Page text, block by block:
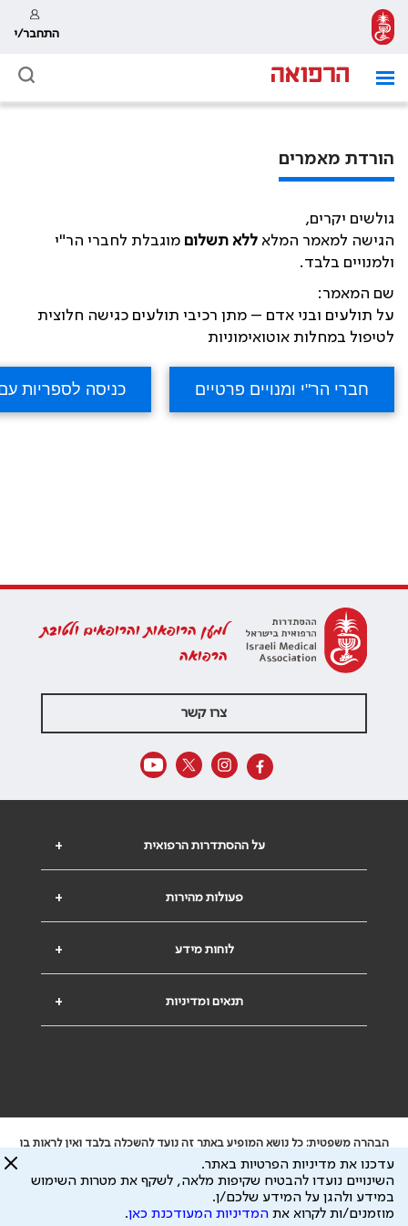
התחבר/י
הורדת מאמרים
גולשים יקרים,
הגישה למאמר המלא ללא תשלום מוגבלת לחברי הר"י
ולמנויים בלבד.
שם המאמר:
על תולעים ובני אדם – מתן רכיבי תולעים כגישה חלוצית
לטיפול במחלות אוטואימוניות
למען הרופאות והרופאים ולטובת
הרפואה
צרו קשר
+ על ההסתדרות הרפואית
+ פעולות מהירות
+ לוחות מידע
+ תנאים ומדיניות
הבהרה משפטית: כל נושא המופיע באתר זה נועד להשכלה בלבד ואין לראות בו
ייעוץ רפואי או משפטי. אין הר"י אחראית לתוכן המתפרסם באתר זה ולכל נזק
שעלול להיגרם.
ידוע לי שהר"י אוספת ושומרת מידע אישי לצורך מתן השרות וכי חלק ממנו עשוי
להיות מועבר לצדדים שלישיים, הכל בכפוף למדיניות הפרטיות
עדכנו את מדיניות הפרטיות באתר.
השינויים נועדו להבטיח שקיפות מלאה, לשקף את מטרות השימוש
במידע ולהגן על המידע שלכם/ן.
מוזמנים/ות לקרוא את המדיניות המעודכנת כאן.